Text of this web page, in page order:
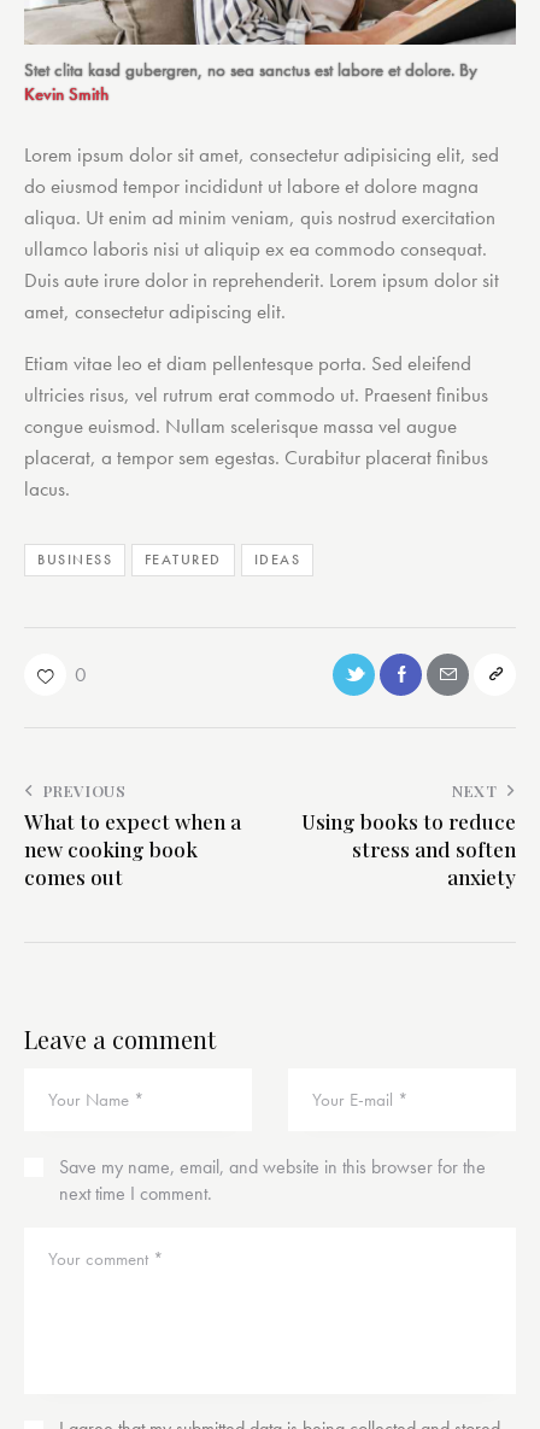
Stet clita kasd gubergren, no sea sanctus est labore et dolore. By
Kevin Smith
Lorem ipsum dolor sit amet, consectetur adipisicing elit, sed
do eiusmod tempor incididunt ut labore et dolore magna
aliqua. Ut enim ad minim veniam, quis nostrud exercitation
ullamco laboris nisi ut aliquip ex ea commodo consequat.
Duis aute irure dolor in reprehenderit. Lorem ipsum dolor sit
amet, consectetur adipiscing elit.
Etiam vitae leo et diam pellentesque porta. Sed eleifend
ultricies risus, vel rutrum erat commodo ut. Praesent finibus
congue euismod. Nullam scelerisque massa vel augue
placerat, a tempor sem egestas. Curabitur placerat finibus
lacus.
BUSINESS FEATURED IDEAS
0
PREVIOUS
What to expect when a
new cooking book
comes out
NEXT
Using books to reduce
stress and soften
anxiety
Leave a comment
Save my name, email, and website in this browser for the
next time I comment.